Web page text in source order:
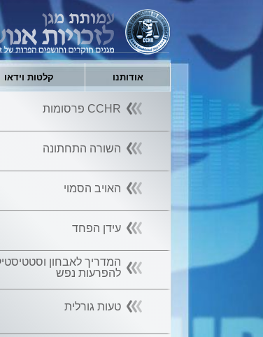
אודותנו קלטות וידאו
CCHR פרסומות
השורה התחתונה
האויב הסמוי
עידן הפחד
המדריך לאבחון
להפרעות נפש
טעות גורלית